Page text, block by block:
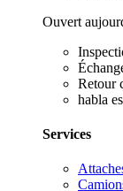
Ouvert
Retour
habla
Services